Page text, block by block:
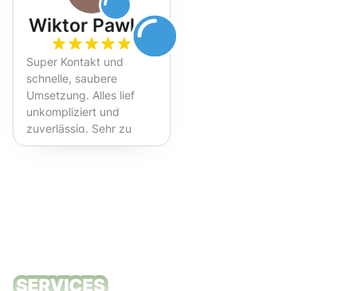
Wiktor Pawlak
Super Kontakt und
schnelle, saubere
Umsetzung. Alles lief
unkompliziert und
zuverlässig. Sehr zu
empfehlen!